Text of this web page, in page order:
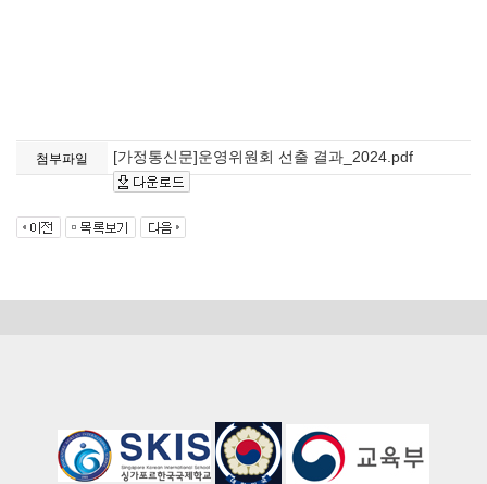
첨부파일 [가정통신문]운영위원회 선출 결과_2024.pdf